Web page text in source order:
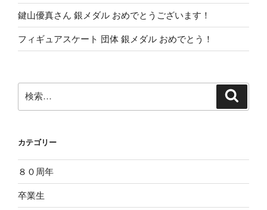
鍵山優真さん 銀メダル おめでとうございます！
フィギュアスケート 団体 銀メダル おめでとう！
索:
カテゴリー
８０周年
卒業生